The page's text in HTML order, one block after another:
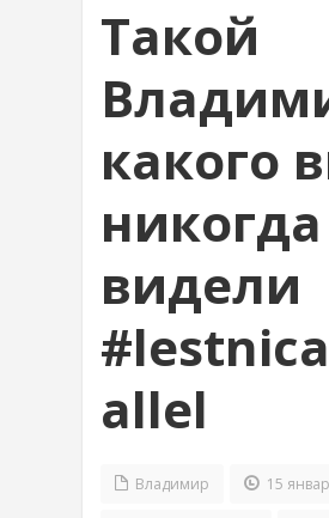
Такой
какого
видели
allel
Владимир 15